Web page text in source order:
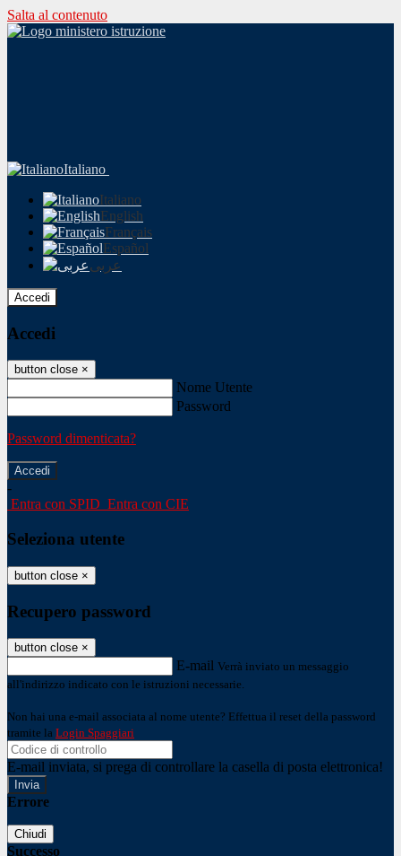
Salta al contenuto
Italiano
Italiano
English
Français
Español
عربى
Accedi
Accedi
button close ×
Nome Utente
Password
Password dimenticata?
-
Entra con SPID Entra con CIE
Seleziona utente
button close ×
Recupero password
button close ×
E-mail Verrà inviato un messaggio
all'indirizzo indicato con le istruzioni necessarie.
Non hai una e-mail associata al nome utente? Effettua il reset della password
tramite la Login Spaggiari
E-mail inviata, si prega di controllare la casella di posta elettronica!
Errore
Chiudi
Successo